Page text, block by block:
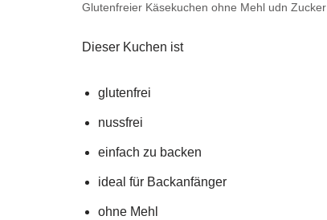
Glutenfreier Käsekuchen ohne Mehl udn Zucker
Dieser Kuchen ist
glutenfrei
nussfrei
einfach zu backen
ideal für Backanfänger
ohne Mehl